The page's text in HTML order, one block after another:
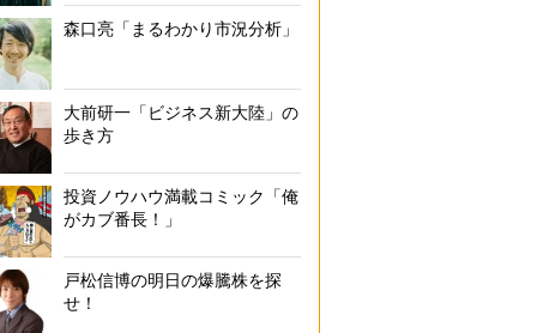
森口亮「まるわかり市況分析」
大前研一「ビジネス新大陸」の
歩き方
投資ノウハウ満載コミック「俺
がカブ番長！」
戸松信博の明日の爆騰株を探
せ！